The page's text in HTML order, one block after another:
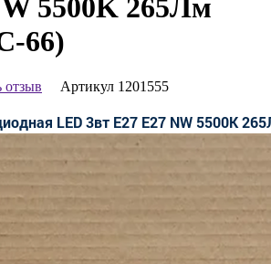
5500K 265Лм
66)
отзыв Артикул 1201555